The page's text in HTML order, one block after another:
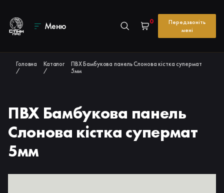
Меню 0
Передзвоніть
мені
Головна
/
Каталог
/
ПВХ Бамбукова панель Слонова кістка супермат
5мм
ПВХ Бамбукова панель
Слонова кістка супермат
5мм